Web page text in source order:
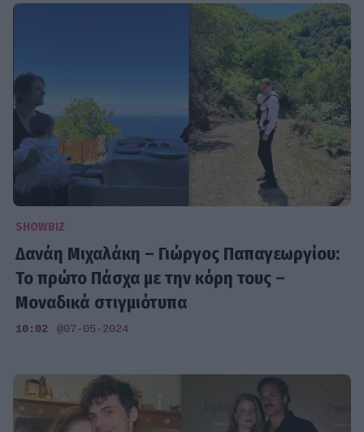
SHOWBIZ
Δανάη Μιχαλάκη – Γιώργος Παπαγεωργίου:
Το πρώτο Πάσχα με την κόρη τους –
Μοναδικά στιγμιότυπα
10:02 @07-05-2024